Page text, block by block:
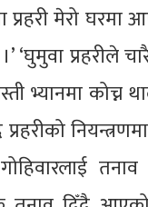
मेरो घरमा
प्रहरीले
भ्यानमा कोच्न
तनाव